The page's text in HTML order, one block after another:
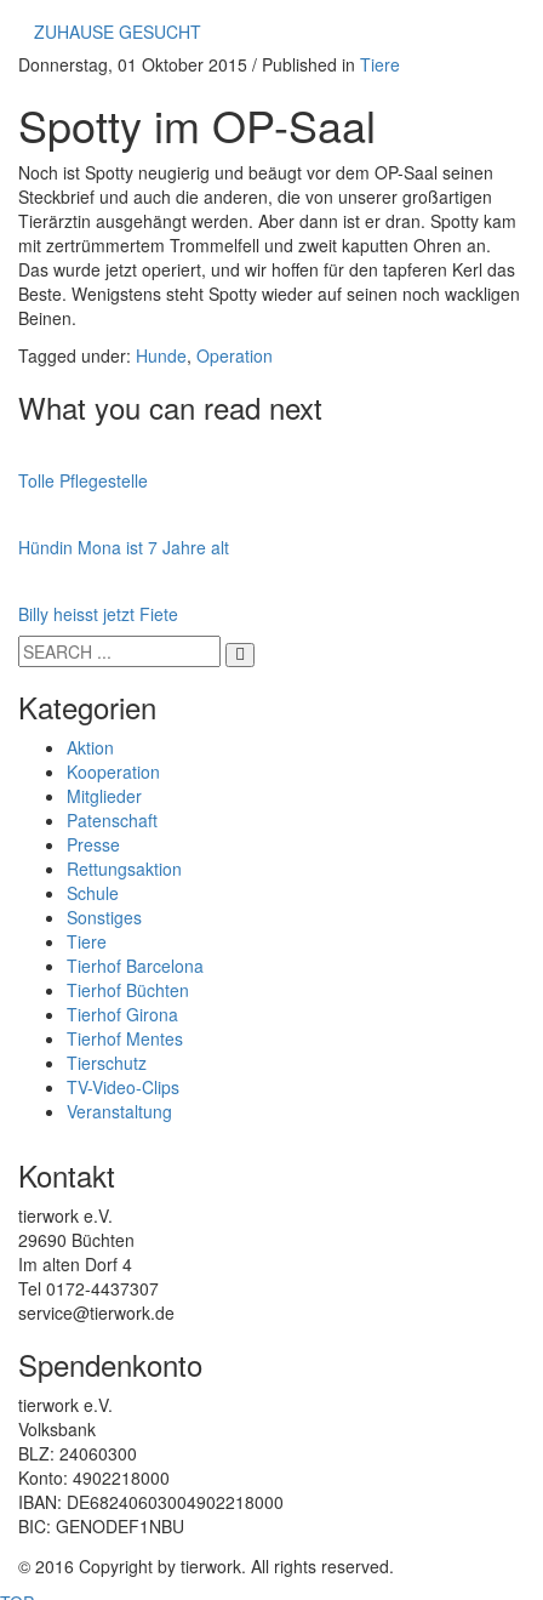
ZUHAUSE GESUCHT
Donnerstag, 01 Oktober 2015 / Published in Tiere
Spotty im OP-Saal
Noch ist Spotty neugierig und beäugt vor dem OP-Saal seinen
Steckbrief und auch die anderen, die von unserer großartigen
Tierärztin ausgehängt werden. Aber dann ist er dran. Spotty kam
mit zertrümmertem Trommelfell und zweit kaputten Ohren an.
Das wurde jetzt operiert, und wir hoffen für den tapferen Kerl das
Beste. Wenigstens steht Spotty wieder auf seinen noch wackligen
Beinen.
Tagged under: Hunde, Operation
What you can read next
Tolle Pflegestelle
Hündin Mona ist 7 Jahre alt
Billy heisst jetzt Fiete
Kategorien
Aktion
Kooperation
Mitglieder
Patenschaft
Presse
Rettungsaktion
Schule
Sonstiges
Tiere
Tierhof Barcelona
Tierhof Büchten
Tierhof Girona
Tierhof Mentes
Tierschutz
TV-Video-Clips
Veranstaltung
Kontakt
tierwork e.V.
29690 Büchten
Im alten Dorf 4
Tel 0172-4437307
service@tierwork.de
Spendenkonto
tierwork e.V.
Volksbank
BLZ: 24060300
Konto: 4902218000
IBAN: DE68240603004902218000
BIC: GENODEF1NBU
© 2016 Copyright by tierwork. All rights reserved.